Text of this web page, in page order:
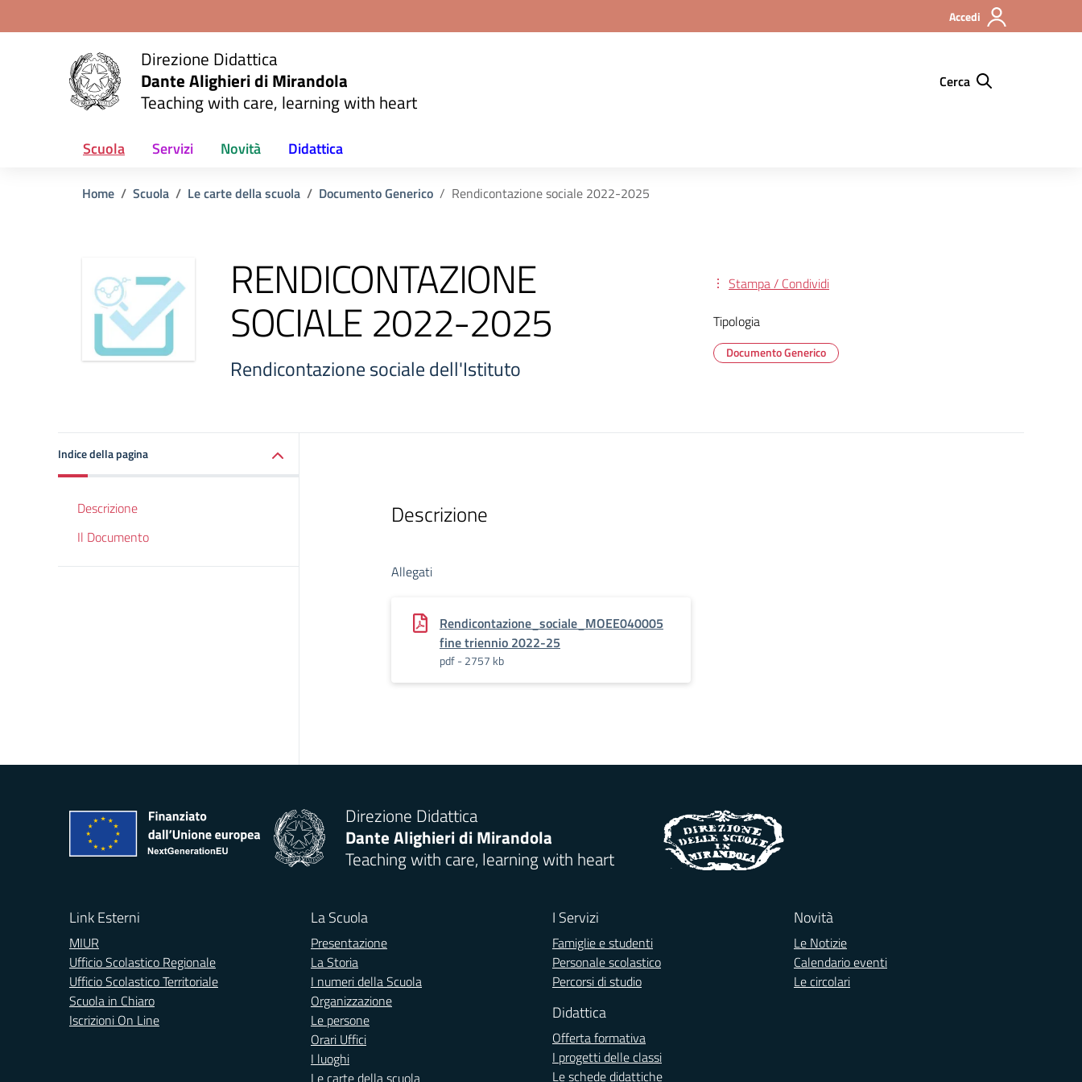
Accedi
Direzione Didattica
Dante Alighieri di Mirandola
Teaching with care, learning with heart
Cerca
Scuola Servizi Novità Didattica
Home Scuola Le carte della scuola Documento Generico Rendicontazione sociale 2022-2025
RENDICONTAZIONE
SOCIALE 2022-2025
Rendicontazione sociale dell'Istituto
Stampa / Condividi
Tipologia
Documento Generico
Indice della pagina
Descrizione
Il Documento
Descrizione
Allegati
Rendicontazione_sociale_MOEE040005
fine triennio 2022-25
pdf - 2757 kb
Direzione Didattica
Dante Alighieri di Mirandola
Teaching with care, learning with heart
Link Esterni
MIUR
Ufficio Scolastico Regionale
Ufficio Scolastico Territoriale
Scuola in Chiaro
Iscrizioni On Line
La Scuola
Presentazione
La Storia
I numeri della Scuola
Organizzazione
Le persone
Orari Uffici
I luoghi
Le carte della scuola
I Servizi
Famiglie e studenti
Personale scolastico
Percorsi di studio
Didattica
Offerta formativa
I progetti delle classi
Le schede didattiche
Novità
Le Notizie
Calendario eventi
Le circolari